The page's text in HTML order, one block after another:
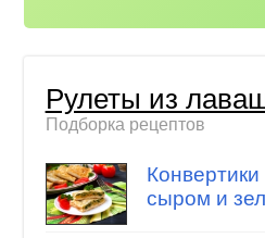
Рулеты из
Подборка рецептов
сыром и